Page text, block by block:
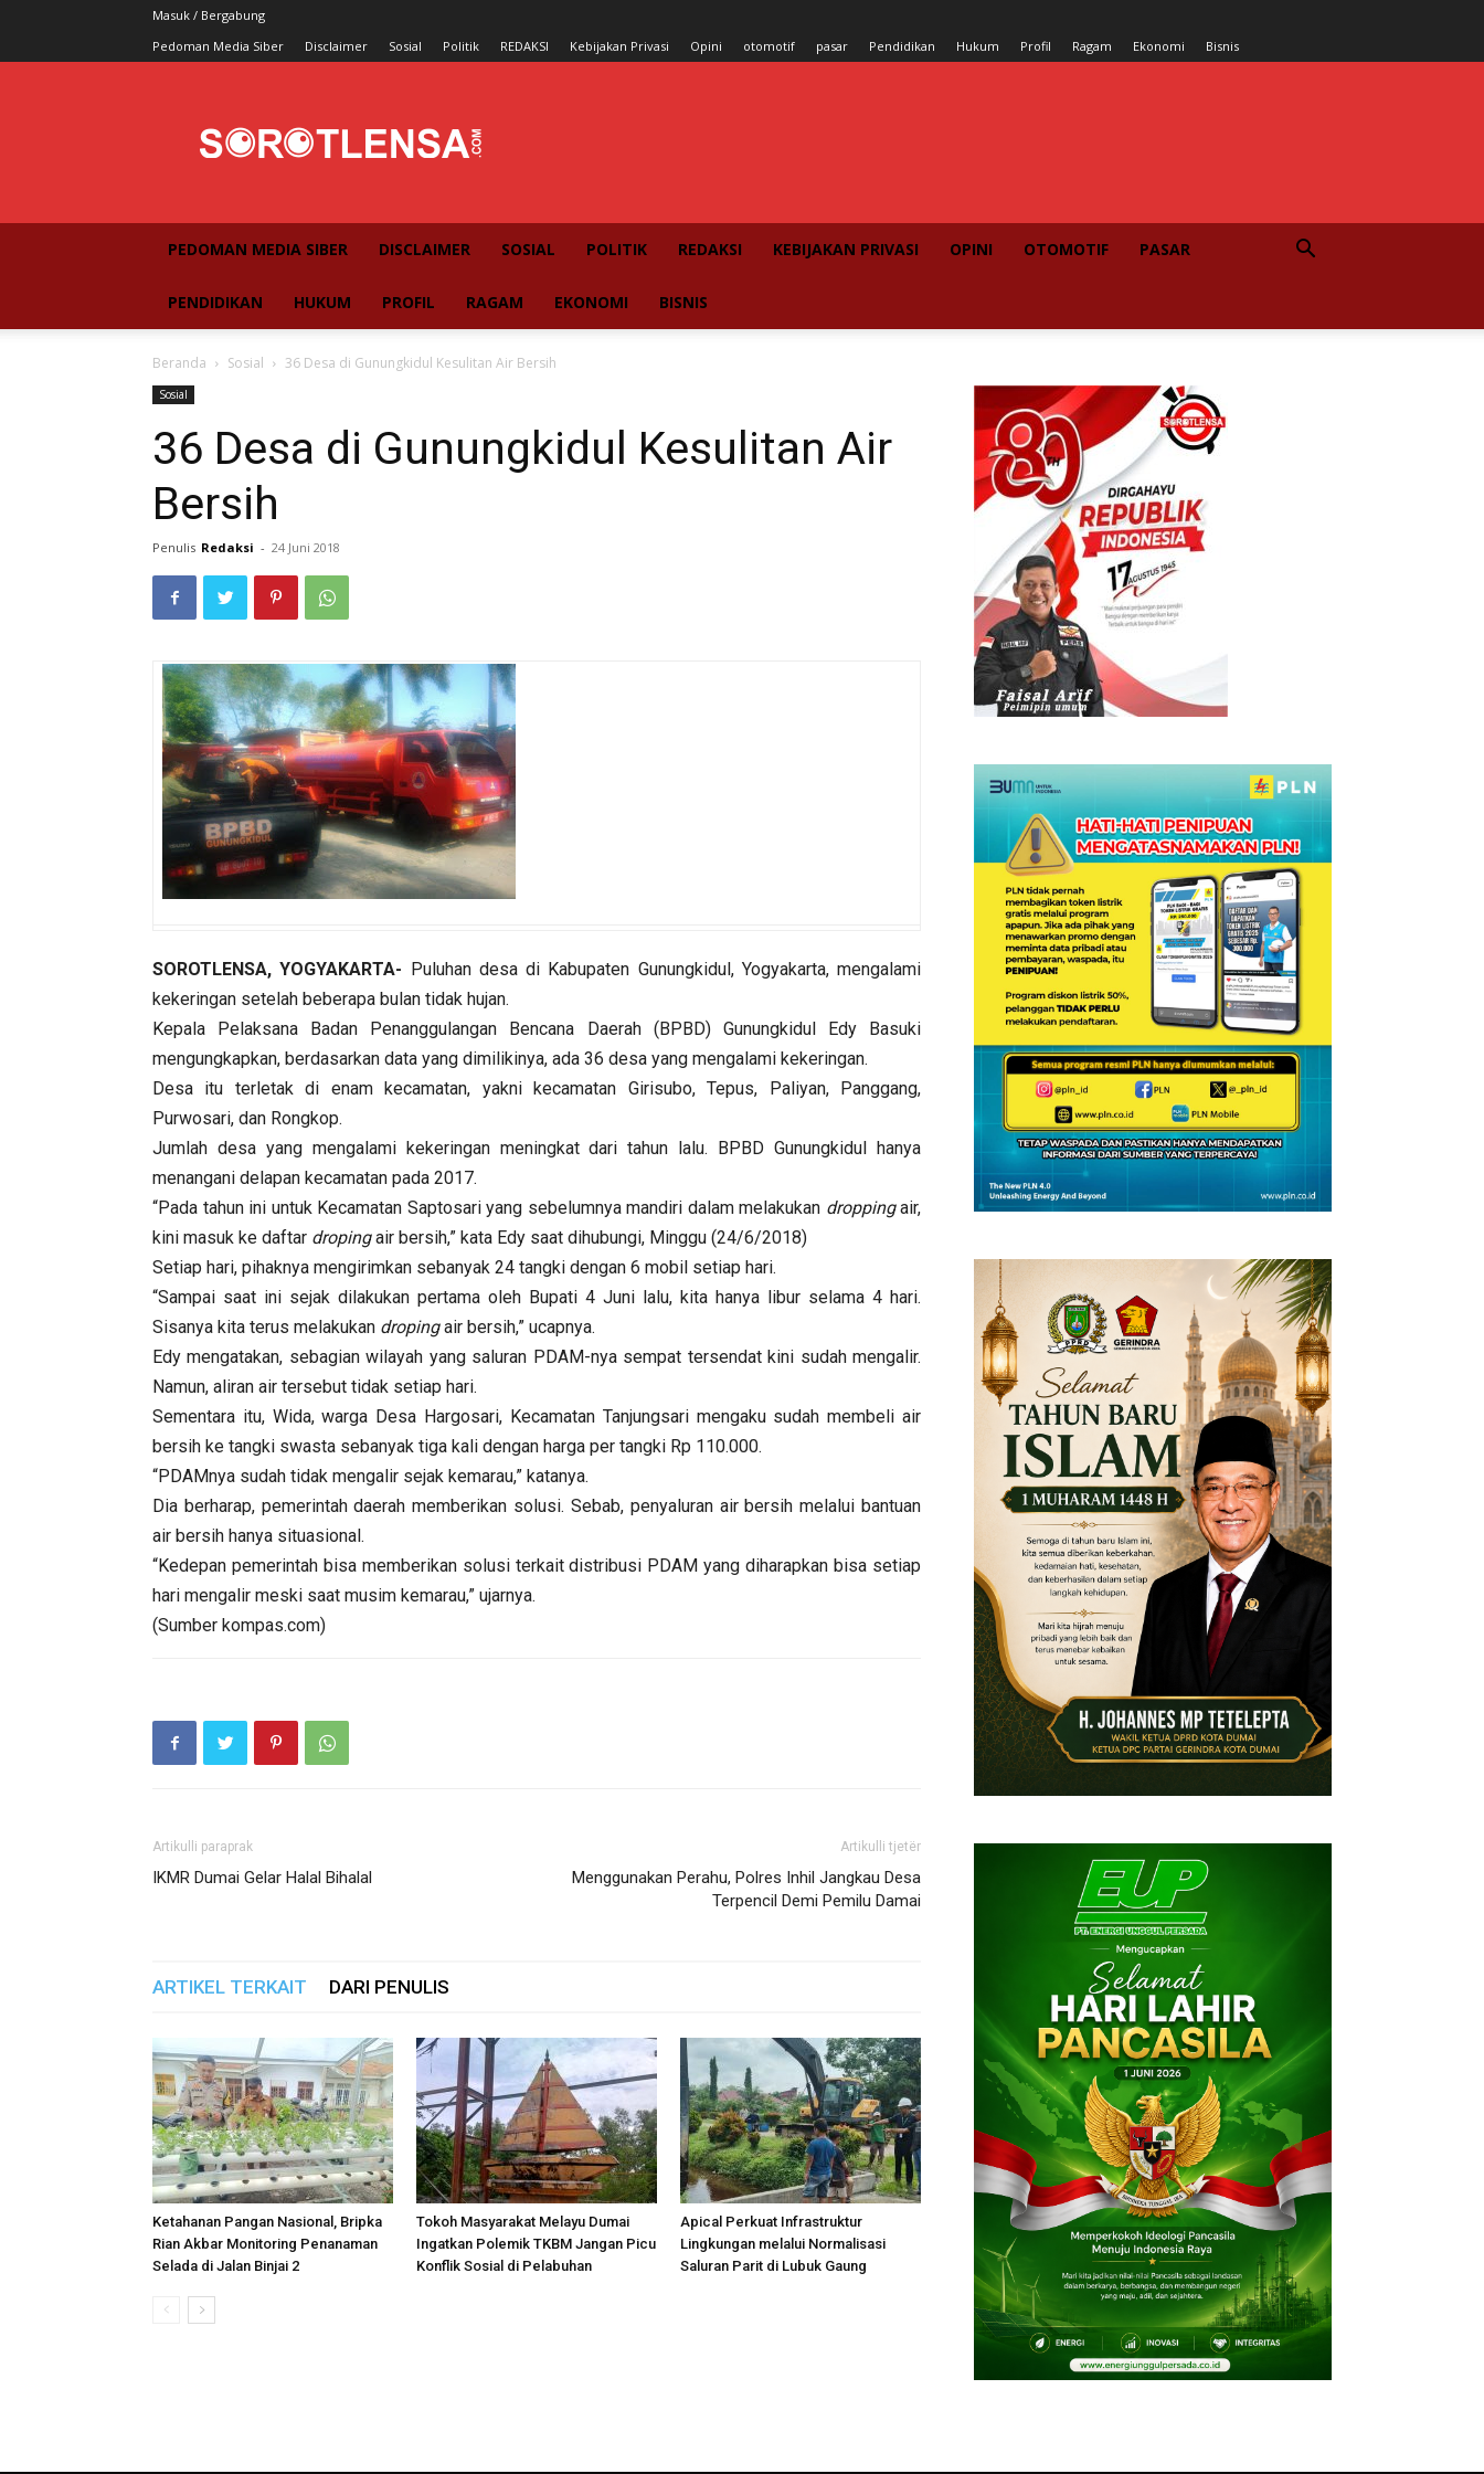
Masuk / Bergabung
Pedoman Media Siber
Disclaimer Sosial Politik REDAKSI Kebijakan Privasi Opini otomotif pasar Pendidikan Hukum Profil Ragam Ekonomi Bisnis
PEDOMAN MEDIA SIBER DISCLAIMER SOSIAL POLITIK REDAKSI KEBIJAKAN PRIVASI OPINI OTOMOTIF PASAR
PENDIDIKAN HUKUM PROFIL RAGAM EKONOMI BISNIS
Beranda Sosial 36 Desa di Gunungkidul Kesulitan Air Bersih
Sosial
36 Desa di Gunungkidul Kesulitan Air
Bersih
Penulis Redaksi - 24 Juni 2018
SOROTLENSA, YOGYAKARTA- Puluhan desa di Kabupaten Gunungkidul, Yogyakarta, mengalami
kekeringan setelah beberapa bulan tidak hujan.
Kepala Pelaksana Badan Penanggulangan Bencana Daerah (BPBD) Gunungkidul Edy Basuki
mengungkapkan, berdasarkan data yang dimilikinya, ada 36 desa yang mengalami kekeringan.
Desa itu terletak di enam kecamatan, yakni kecamatan Girisubo, Tepus, Paliyan, Panggang,
Purwosari, dan Rongkop.
Jumlah desa yang mengalami kekeringan meningkat dari tahun lalu. BPBD Gunungkidul hanya
menangani delapan kecamatan pada 2017.
“Pada tahun ini untuk Kecamatan Saptosari yang sebelumnya mandiri dalam melakukan droppingair,
kini masuk ke daftar dropingair bersih,” kata Edy saat dihubungi, Minggu (24/6/2018)
Setiap hari, pihaknya mengirimkan sebanyak 24 tangki dengan 6 mobil setiap hari.
“Sampai saat ini sejak dilakukan pertama oleh Bupati 4 Juni lalu, kita hanya libur selama 4 hari.
Sisanya kita terus melakukan dropingair bersih,” ucapnya.
Edy mengatakan, sebagian wilayah yang saluran PDAM-nya sempat tersendat kini sudah mengalir.
Namun, aliran air tersebut tidak setiap hari.
Sementara itu, Wida, warga Desa Hargosari, Kecamatan Tanjungsari mengaku sudah membeli air
bersih ke tangki swasta sebanyak tiga kali dengan harga per tangki Rp 110.000.
“PDAMnya sudah tidak mengalir sejak kemarau,” katanya.
Dia berharap, pemerintah daerah memberikan solusi. Sebab, penyaluran air bersih melalui bantuan
air bersih hanya situasional.
“Kedepan pemerintah bisa memberikan solusi terkait distribusi PDAM yang diharapkan bisa setiap
hari mengalir meski saat musim kemarau,” ujarnya.
(Sumber kompas.com)
Artikulli paraprak
IKMR Dumai Gelar Halal Bihalal
Artikulli tjetër
Menggunakan Perahu, Polres Inhil Jangkau Desa
Terpencil Demi Pemilu Damai
ARTIKEL TERKAIT DARI PENULIS
Ketahanan Pangan Nasional, Bripka
Rian Akbar Monitoring Penanaman
Selada di Jalan Binjai 2
Tokoh Masyarakat Melayu Dumai
Ingatkan Polemik TKBM Jangan Picu
Konflik Sosial di Pelabuhan
Apical Perkuat Infrastruktur
Lingkungan melalui Normalisasi
Saluran Parit di Lubuk Gaung